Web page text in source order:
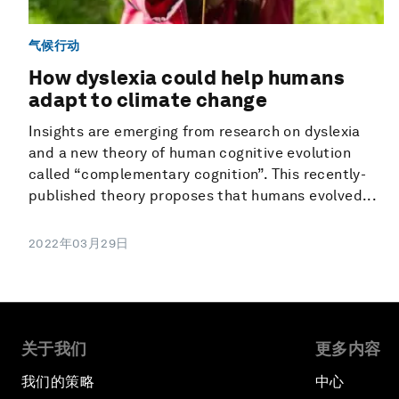
气候行动
How dyslexia could help humans
adapt to climate change
Insights are emerging from research on dyslexia
and a new theory of human cognitive evolution
called “complementary cognition”. This recently-
published theory proposes that humans evolved...
2022年03月29日
关于我们
我们的策略
更多内容
中心